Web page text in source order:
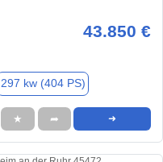
43.850 €
297 kw (404 PS)
★ ➦ ➜